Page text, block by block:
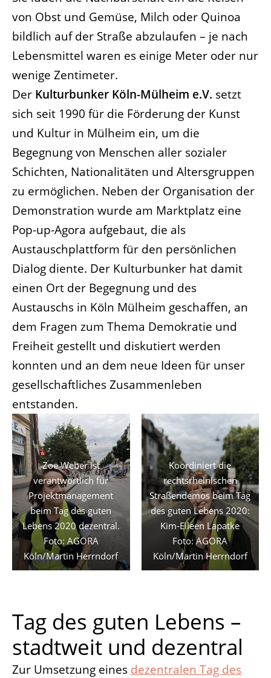
von Obst und Gemüse, Milch oder Quinoa
bildlich auf der Straße abzulaufen – je nach
Lebensmittel waren es einige Meter oder nur
wenige Zentimeter.
Der Kulturbunker Köln-Mülheim e.V. setzt
sich seit 1990 für die Förderung der Kunst
und Kultur in Mülheim ein, um die
Begegnung von Menschen aller sozialer
Schichten, Nationalitäten und Altersgruppen
zu ermöglichen. Neben der Organisation der
Demonstration wurde am Marktplatz eine
Pop-up-Agora aufgebaut, die als
Austauschplattform für den persönlichen
Dialog diente. Der Kulturbunker hat damit
einen Ort der Begegnung und des
Austauschs in Köln Mülheim geschaffen, an
dem Fragen zum Thema Demokratie und
Freiheit gestellt und diskutiert werden
konnten und an dem neue Ideen für unser
gesellschaftliches Zusammenleben
entstanden.
Zoë Weber ist
verantwortlich für
Projektmanagement
beim Tag des guten
Lebens 2020 dezentral.
Foto: AGORA
Köln/Martin Herrndorf
Koordiniert die
rechtsrheinischen
Straßendemos beim Tag
des guten Lebens 2020:
Kim-Eileen Lapatke
Foto: AGORA
Köln/Martin Herrndorf
Tag des guten Lebens –
stadtweit und dezentral
Zur Umsetzung eines dezentralen Tag des